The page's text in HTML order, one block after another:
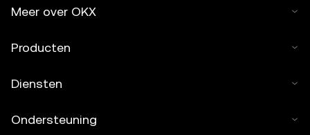
Meer over OKX
Producten
Diensten
Ondersteuning